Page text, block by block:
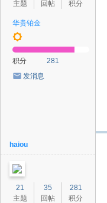
主题
回帖
积分
华贵铂金
积分
281
发消息
haiou
21
主题
35
回帖
281
积分